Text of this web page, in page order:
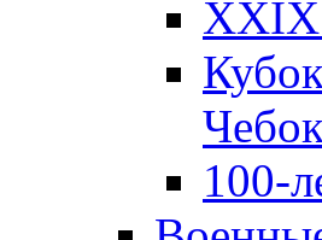
XXIX
100-